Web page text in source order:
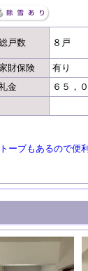
戸数 ８戸
財保険 有り
金 ６５，
ーブもあるので便